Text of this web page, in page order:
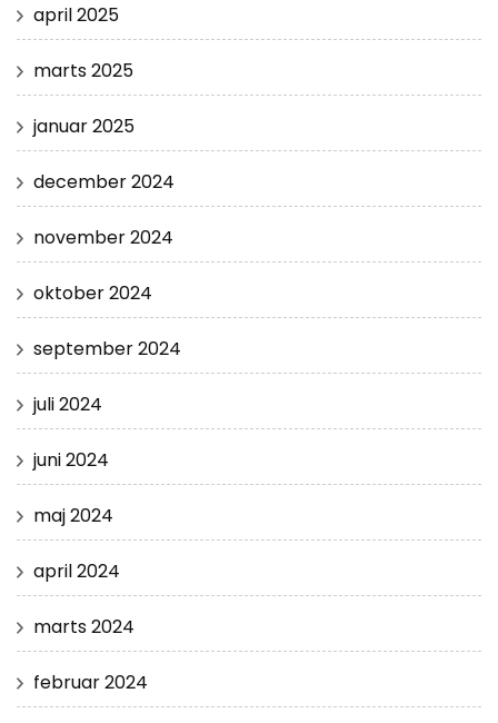
april 2025
marts 2025
januar 2025
december 2024
november 2024
oktober 2024
september 2024
juli 2024
juni 2024
maj 2024
april 2024
marts 2024
februar 2024